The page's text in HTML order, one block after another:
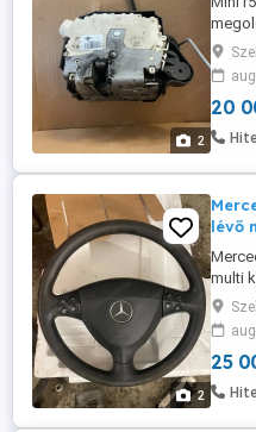
2
20
2
lévő
multi
25